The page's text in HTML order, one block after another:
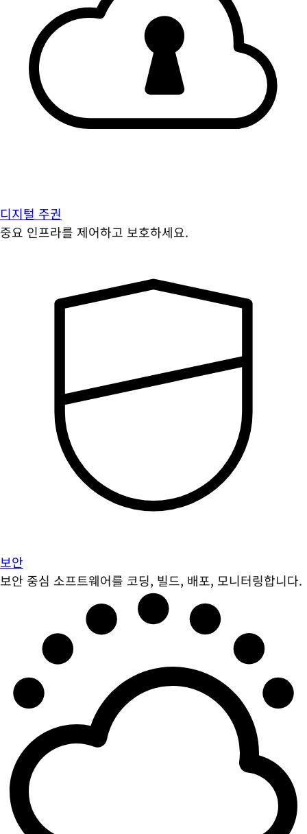
디지털 주권
중요 인프라를 제어하고 보호하세요.
보안
보안 중심 소프트웨어를 코딩, 빌드, 배포, 모니터링합니다.